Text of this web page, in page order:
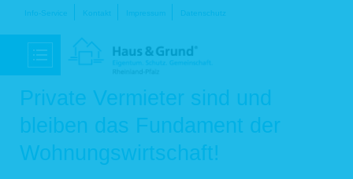
Navigation
Info-Service Kontakt Impressum Datenschutz
Private Vermieter sind und
bleiben das Fundament der
Wohnungswirtschaft!